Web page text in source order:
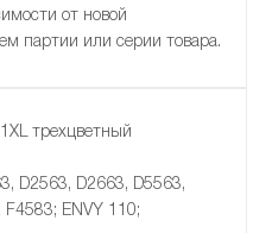
от новой
партии или серии товара.
трехцветный
D2563, D2663, D5563,
ENVY 110;